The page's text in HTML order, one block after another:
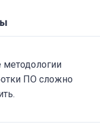
методологии
ПО сложно